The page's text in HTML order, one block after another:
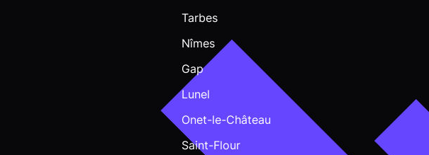
Tarbes
Nîmes
Gap
Lunel
Onet-le-Château
Saint-Flour